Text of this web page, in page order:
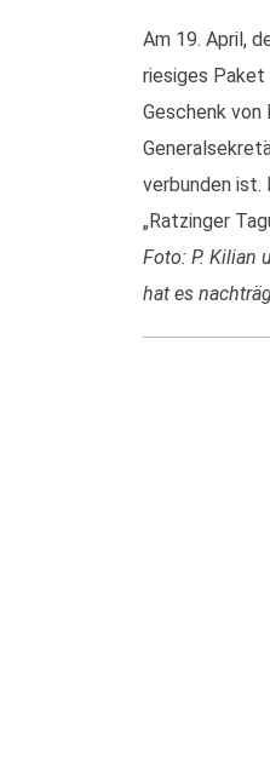
Am 19. April,
riesiges Paket
Geschenk von
verbunden
„Ratzinger
Foto: P. Kilian
hat es